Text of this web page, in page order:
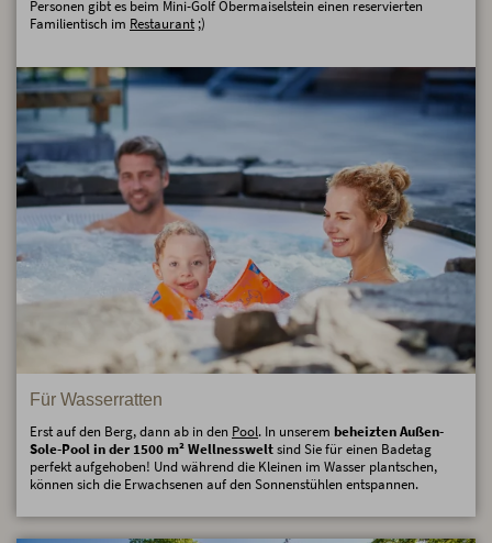
Personen gibt es beim Mini-Golf Obermaiselstein einen reservierten
Familientisch im Restaurant ;)
Für Wasserratten
Erst auf den Berg, dann ab in den Pool. In unserem beheizten Außen-
Sole-Pool in der 1500 m² Wellnessweltsind Sie für einen Badetag
perfekt aufgehoben! Und während die Kleinen im Wasser plantschen,
können sich die Erwachsenen auf den Sonnenstühlen entspannen.